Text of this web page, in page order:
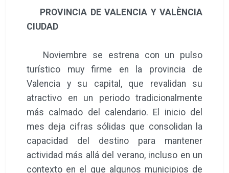
PROVINCIA DE VALENCIA Y VALÈNCIA
CIUDAD
Noviembre se estrena con un pulso
turístico muy firme en la provincia de
Valencia y su capital, que revalidan su
atractivo en un periodo tradicionalmente
más calmado del calendario. El inicio del
mes deja cifras sólidas que consolidan la
capacidad del destino para mantener
actividad más allá del verano, incluso en un
contexto en el que algunos municipios de